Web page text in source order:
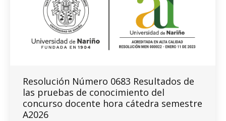
Resolución Número 0683 Resultados de
las pruebas de conocimiento del
concurso docente hora cátedra semestre
A2026